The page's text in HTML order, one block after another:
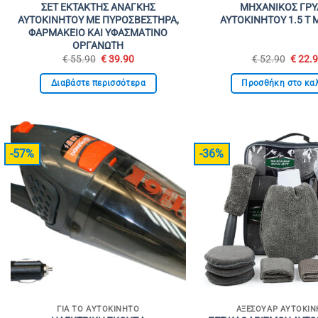
ΣΕΤ ΕΚΤΑΚΤΗΣ ΑΝΑΓΚΗΣ
ΑΥΤΟΚΙΝΗΤΟΥ ΜΕ ΠΥΡΟΣΒΕΣΤΗΡΑ,
ΦΑΡΜΑΚΕΙΟ ΚΑΙ ΥΦΑΣΜΑΤΙΝΟ
ΟΡΓΑΝΩΤΗ
€55.90 Original
was:
€ 55.90.
€39.90Η
τιμή
είναι:
Διαβάστε περισσότερα
ΜΗΧΑΝΙΚΟΣ
ΑΥΤΟΚΙΝΗΤΟΥ 1.5 T
€52.90
was:
€
€
Προσθήκη στο
-57%
ΓΙΑ ΤΟ ΑΥΤΟΚΊΝΗΤΟ
-36%
ΑΞΕΣΟΥΆΡ